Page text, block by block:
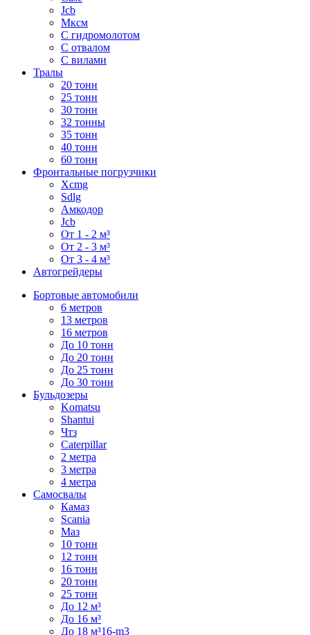
Jcb
Мксм
С гидромолотом
С отвалом
С вилами
Тралы
20 тонн
25 тонн
30 тонн
32 тонны
35 тонн
40 тонн
60 тонн
Фронтальные погрузчики
Xcmg
Sdlg
Амкодор
Jcb
От 1 - 2 м³
От 2 - 3 м³
От 3 - 4 м³
Автогрейдеры
Бортовые автомобили
6 метров
13 метров
16 метров
До 10 тонн
До 20 тонн
До 25 тонн
До 30 тонн
Бульдозеры
Komatsu
Shantui
Чтз
Caterpillar
2 метра
3 метра
4 метра
Самосвалы
Камаз
Scania
Маз
10 тонн
12 тонн
16 тонн
20 тонн
25 тонн
До 12 м³
До 16 м³
До 18 м³16-m3